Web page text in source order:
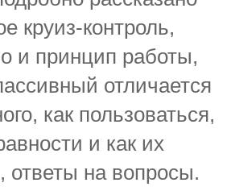
круиз-контроль,
и принцип работы,
отличается
как пользоваться,
и как их
ответы на вопросы.